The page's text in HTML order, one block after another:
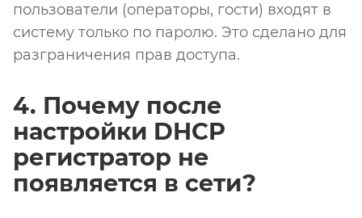
пользователи (операторы, гости) входят в
систему только по паролю. Это сделано для
разграничения прав доступа.
4. Почему после
настройки DHCP
регистратор не
появляется в сети?